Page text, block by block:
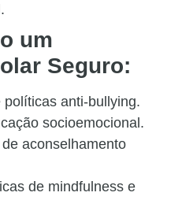
um
Seguro:
anti-bullying.
socioemocional.
aconselhamento
de mindfulness e